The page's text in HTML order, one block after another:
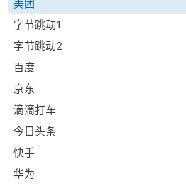
美团
字节跳动1
字节跳动2
百度
京东
滴滴打车
今日头条
快手
华为